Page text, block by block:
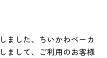
ました、ちいかわベーカ
まして、ご利用のお客様